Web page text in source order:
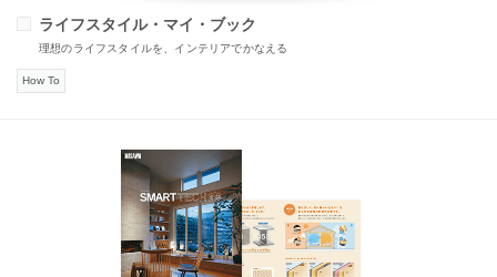
ライフスタイル・マイ・ブック
理想のライフスタイルを、インテリアでかなえる
How To